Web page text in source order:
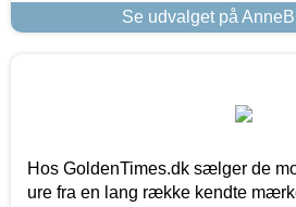
Se udvalget på
Hos GoldenTimes.dk sælger de
ure fra en lang række kendte